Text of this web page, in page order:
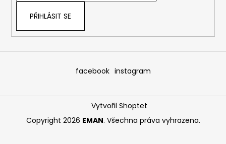
PŘIHLÁSIT SE
facebook instagram
Vytvořil Shoptet
Copyright 2026 EMAN. Všechna práva vyhrazena.